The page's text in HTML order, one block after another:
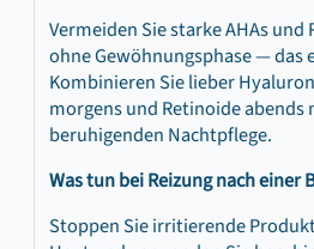
Vermeiden Sie starke AHAs
ohne Gewöhnungsphase — das
Kombinieren Sie lieber
morgens und Retinoide abends
beruhigenden Nachtpflege.
Was tun bei Reizung nach einer
Stoppen Sie irritierende